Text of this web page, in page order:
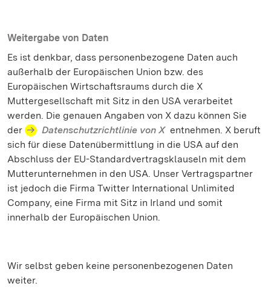
Weitergabe von Daten
Es ist denkbar, dass personenbezogene Daten auch
außerhalb der Europäischen Union bzw. des
Europäischen Wirtschaftsraums durch die X
Muttergesellschaft mit Sitz in den USA verarbeitet
werden. Die genauen Angaben von X dazu können Sie
der
Datenschutzrichtlinie von Xentnehmen. X beruft
sich für diese Datenübermittlung in die USA auf den
Abschluss der EU-Standardvertragsklauseln mit dem
Mutterunternehmen in den USA. Unser Vertragspartner
ist jedoch die Firma Twitter International Unlimited
Company, eine Firma mit Sitz in Irland und somit
innerhalb der Europäischen Union.
Wir selbst geben keine personenbezogenen Daten
weiter.